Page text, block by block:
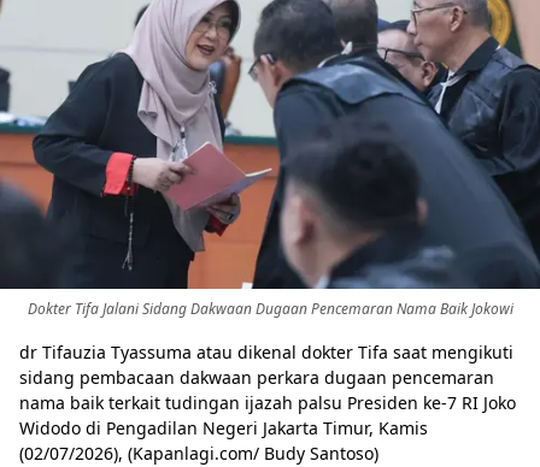
Dokter Tifa Jalani Sidang Dakwaan Dugaan Pencemaran Nama Baik Jokowi
dr Tifauzia Tyassuma atau dikenal dokter Tifa saat mengikuti
sidang pembacaan dakwaan perkara dugaan pencemaran
nama baik terkait tudingan ijazah palsu Presiden ke-7 RI Joko
Widodo di Pengadilan Negeri Jakarta Timur, Kamis
(02/07/2026), (Kapanlagi.com/ Budy Santoso)